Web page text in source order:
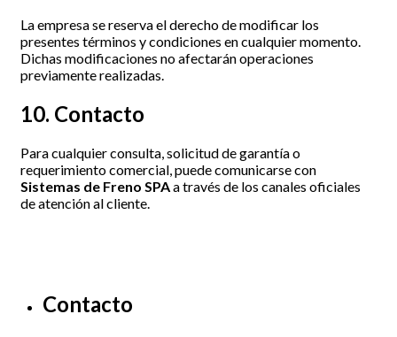
La empresa se reserva el derecho de modificar los
presentes términos y condiciones en cualquier momento.
Dichas modificaciones no afectarán operaciones
previamente realizadas.
10. Contacto
Para cualquier consulta, solicitud de garantía o
requerimiento comercial, puede comunicarse con
Sistemas de Freno SPAa través de los canales oficiales
de atención al cliente.
Contacto